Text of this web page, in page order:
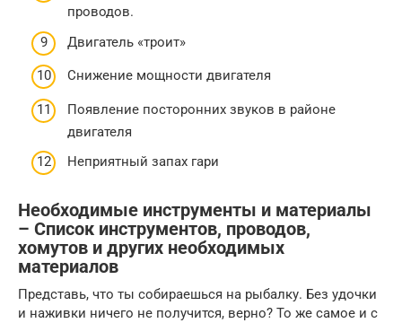
проводов.
Двигатель «троит»
Снижение мощности двигателя
Появление посторонних звуков в районе
двигателя
Неприятный запах гари
Необходимые инструменты и материалы
– Список инструментов, проводов,
хомутов и других необходимых
материалов
Представь, что ты собираешься на рыбалку. Без удочки
и наживки ничего не получится, верно? То же самое и с